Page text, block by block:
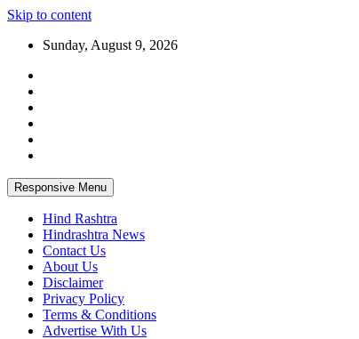
Skip to content
Sunday, August 9, 2026
Responsive Menu
Hind Rashtra
Hindrashtra News
Contact Us
About Us
Disclaimer
Privacy Policy
Terms & Conditions
Advertise With Us